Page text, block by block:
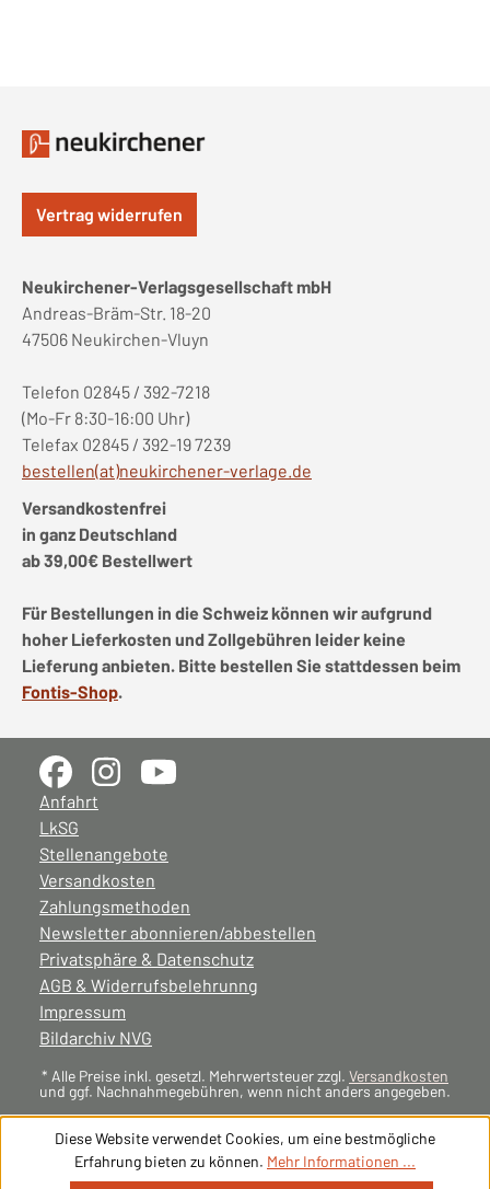
Vertrag widerrufen
Neukirchener-Verlagsgesellschaft mbH
Andreas-Bräm-Str. 18-20
47506 Neukirchen-Vluyn
Telefon 02845 / 392-7218
(Mo-Fr 8:30-16:00 Uhr)
Telefax 02845 / 392-19 7239
bestellen(at)neukirchener-verlage.de
Versandkostenfrei
in ganz Deutschland
ab 39,00€ Bestellwert
Für Bestellungen in die Schweiz können wir aufgrund
hoher Lieferkosten und Zollgebühren leider keine
Lieferung anbieten. Bitte bestellen Sie stattdessen beim
Fontis-Shop.
Anfahrt
LkSG
Stellenangebote
Versandkosten
Zahlungsmethoden
Newsletter abonnieren/abbestellen
Privatsphäre & Datenschutz
AGB & Widerrufsbelehrunng
Impressum
Bildarchiv NVG
* Alle Preise inkl. gesetzl. Mehrwertsteuer zzgl. Versandkosten
und ggf. Nachnahmegebühren, wenn nicht anders angegeben.
Diese Website verwendet Cookies, um eine bestmögliche
Erfahrung bieten zu können. Mehr Informationen ...